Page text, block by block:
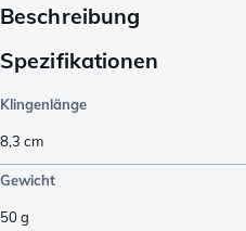
Beschreibung
Spezifikationen
Klingenlänge
8,3 cm
Gewicht
50g